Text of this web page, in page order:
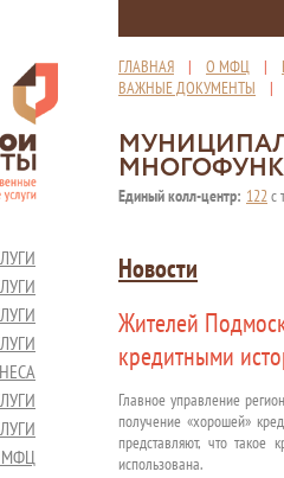
ГЛАВНАЯ | О МФЦ |
ВАЖНЫЕ ДОКУМЕНТЫ
Единый колл-центр: 122с
Новости
Жителей
кредитными
Главное управление
получение «хорошей»
представляют, что
использована.